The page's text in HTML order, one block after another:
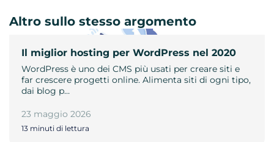
Il miglior hosting per WordPress nel 2020
WordPress è uno dei CMS più usati per creare siti e
far crescere progetti online. Alimenta siti di ogni tipo,
dai blog p…
23 maggio 2026
13 minuti di lettura
Altro sullo stesso argomento